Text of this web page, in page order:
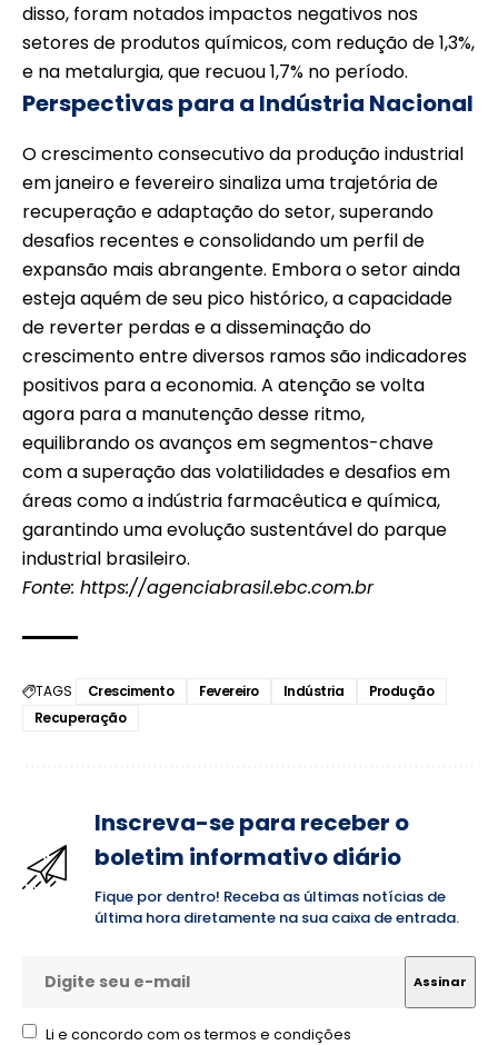
disso, foram notados impactos negativos nos
setores de produtos químicos, com redução de 1,3%,
e na metalurgia, que recuou 1,7% no período.
Perspectivas para a Indústria Nacional
O crescimento consecutivo da produção industrial
em janeiro e fevereiro sinaliza uma trajetória de
recuperação e adaptação do setor, superando
desafios recentes e consolidando um perfil de
expansão mais abrangente. Embora o setor ainda
esteja aquém de seu pico histórico, a capacidade
de reverter perdas e a disseminação do
crescimento entre diversos ramos são indicadores
positivos para a economia. A atenção se volta
agora para a manutenção desse ritmo,
equilibrando os avanços em segmentos-chave
com a superação das volatilidades e desafios em
áreas como a indústria farmacêutica e química,
garantindo uma evolução sustentável do parque
industrial brasileiro.
Fonte: https://agenciabrasil.ebc.com.br
TAGS Crescimento Fevereiro Indústria
Produção
Recuperação
Inscreva-se para receber o
boletim informativo diário
Fique por dentro! Receba as últimas notícias de
última hora diretamente na sua caixa de entrada.
Li e concordo com os termos e condições